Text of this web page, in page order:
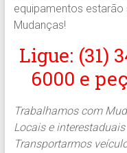
equipamentos
Mudanças!
Ligue: (31)
6000 e
Trabalhamos com
Locais e interestaduais
Transportarmos